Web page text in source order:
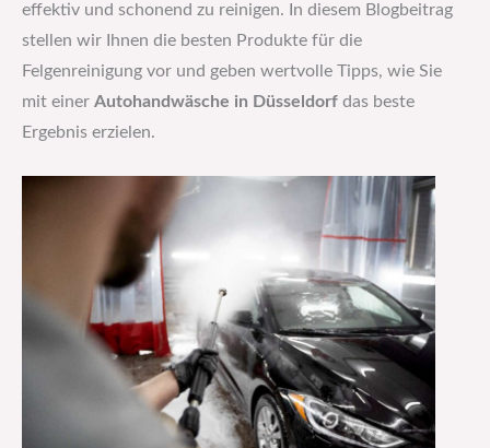
effektiv und schonend zu reinigen. In diesem Blogbeitrag
stellen wir Ihnen die besten Produkte für die
Felgenreinigung vor und geben wertvolle Tipps, wie Sie
mit einer Autohandwäsche in Düsseldorf das beste
Ergebnis erzielen.